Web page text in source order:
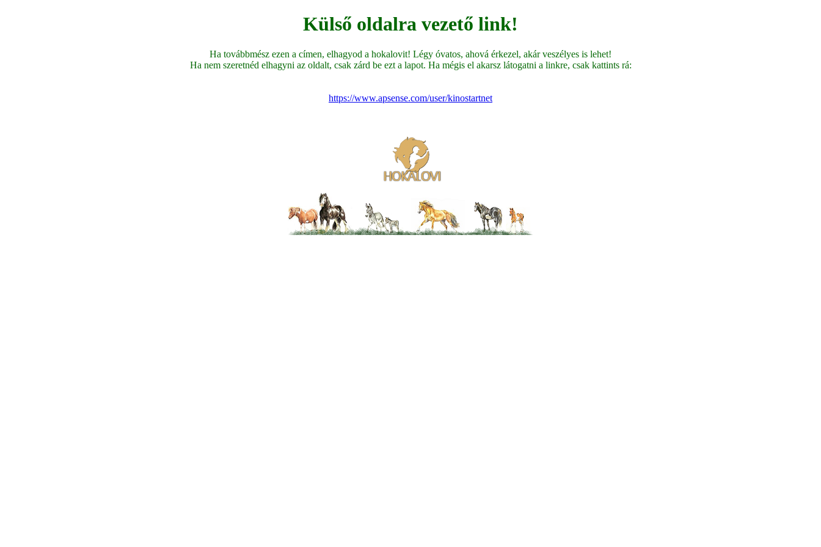
Külső oldalra vezető link!
Ha továbbmész ezen a címen, elhagyod a hokalovit! Légy óvatos, ahová érkezel, akár veszélyes is lehet!
Ha nem szeretnéd elhagyni az oldalt, csak zárd be ezt a lapot. Ha mégis el akarsz látogatni a linkre, csak kattints rá:
https://www.apsense.com/user/kinostartnet